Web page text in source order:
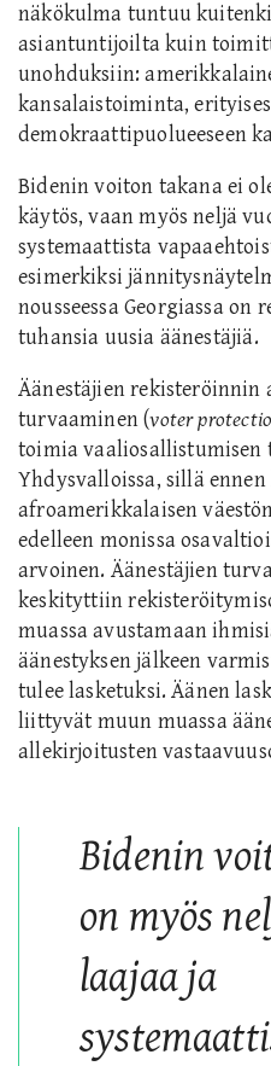
näkökulma tuntuu
asiantuntijoilta kuin
unohduksiin:
kansalaistoiminta,
demokraattipuolueeseen
Bidenin voiton takana ei
käytös, vaan myös neljä
systemaattista
esimerkiksi
nousseessaGeorgiassa on
tuhansia uusia äänestäjiä.
Äänestäjien rekisteröinnin
turvaaminen(voter
toimia vaaliosallistumisen
Yhdysvalloissa, sillä
afroamerikkalaisen
edelleen monissa
arvoinen. Äänestäjien
keskityttiin
muassa avustamaan
äänestyksen jälkeen
tulee lasketuksi. Äänen
liittyvät muun muassa
allekirjoitusten
Bidenin
on myös
laajaa ja